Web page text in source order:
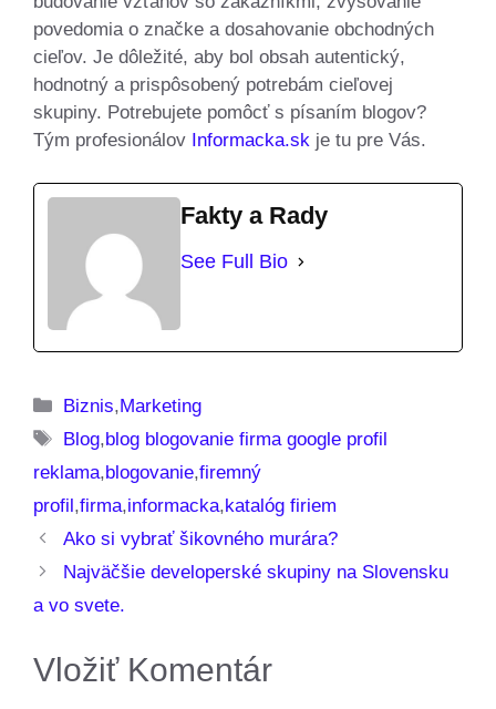
povedomia o značke a dosahovanie obchodných
cieľov. Je dôležité, aby bol obsah autentický,
hodnotný a prispôsobený potrebám cieľovej
skupiny. Potrebujete pomôcť s písaním blogov?
Tým profesionálov Informacka.sk je tu pre Vás.
Fakty a Rady
See Full Bio
Kategórie
Biznis,Marketing
Značky
Blog,blog blogovanie firma google profil
reklama,blogovanie,firemný
profil,firma,informacka,katalóg firiem
Ako si vybrať šikovného murára?
Najväčšie developerské skupiny na Slovensku
a vo svete.
Vložiť Komentár